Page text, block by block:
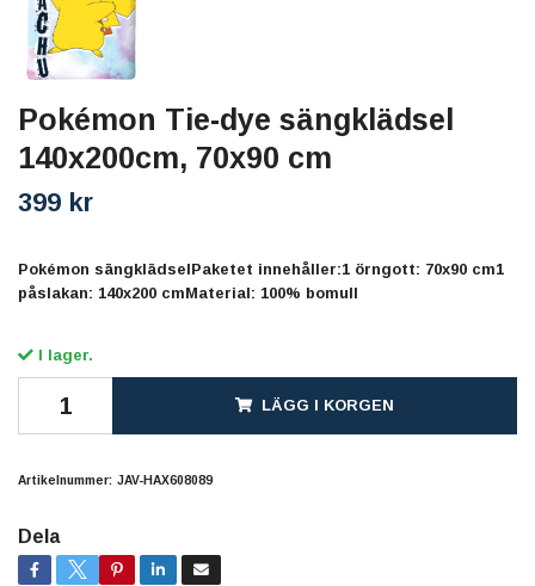
Pokémon Tie-dye sängklädsel
140x200cm, 70x90 cm
399 kr
Pokémon sängklädselPaketet innehåller:1 örngott: 70x90 cm1
påslakan: 140x200 cmMaterial: 100% bomull
I lager.
LÄGG I KORGEN
Artikelnummer: JAV-HAX608089
Dela